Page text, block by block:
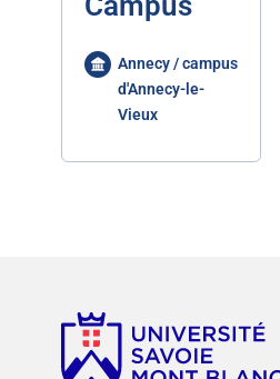
Annecy / campus
d'Annecy-le-
Vieux